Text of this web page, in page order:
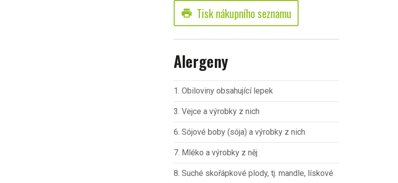
print Tisk nákupního seznamu
Alergeny
1. Obiloviny obsahující lepek
3. Vejce a výrobky z nich
6. Sójové boby (sója) a výrobky z nich
7. Mléko a výrobky z něj
8. Suché skořápkové plody, tj. mandle, lískové